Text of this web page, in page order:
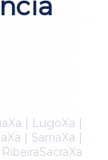
| LugoXa |
| SarriaXa |